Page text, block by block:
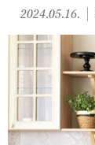
2024.05.16.